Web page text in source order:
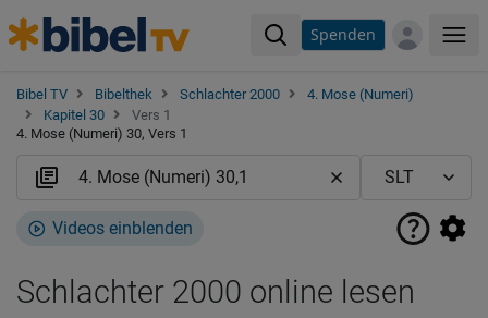
Spenden
Bibel TV Bibelthek Schlachter 2000
4. Mose (Numeri)
Kapitel 30
Vers 1
4. Mose (Numeri) 30, Vers 1
Videos einblenden
Schlachter 2000 online lesen